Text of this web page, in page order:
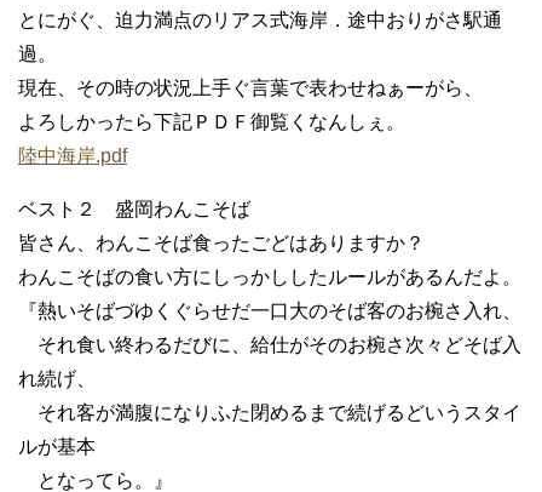
とにがぐ、迫力満点のリアス式海岸．途中おりがさ駅通
過。
現在、その時の状況上手ぐ言葉で表わせねぁーがら、
よろしかったら下記ＰＤＦ御覧くなんしぇ。
陸中海岸.pdf
ベスト２ 盛岡わんこそば
皆さん、わんこそば食ったごどはありますか？
わんこそばの食い方にしっかししたルールがあるんだよ。
『熱いそばづゆくぐらせだ一口大のそば客のお椀さ入れ、
それ食い終わるだびに、給仕がそのお椀さ次々どそば入
れ続げ、
それ客が満腹になりふた閉めるまで続げるどいうスタイ
ルが基本
となってら。』